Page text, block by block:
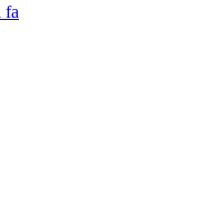
fa